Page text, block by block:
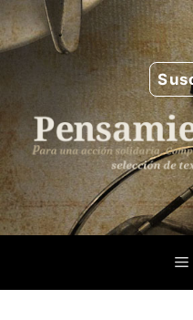
Saltar
al
contenido